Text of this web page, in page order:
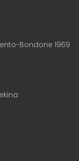
Bondone 1969